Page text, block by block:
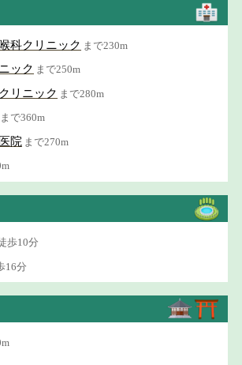
科クリニック まで230m
ック まで250m
リニック まで280m
まで360m
院 まで270m
歩10分
16分